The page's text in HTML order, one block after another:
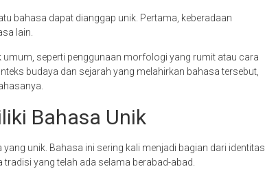
bahasa dapat dianggap unik. Pertama, keberadaan
lain.
seperti penggunaan morfologi yang rumit atau cara
budaya dan sejarah yang melahirkan bahasa tersebut,
Bahasa Unik
unik. Bahasa ini sering kali menjadi bagian dari identitas
yang telah ada selama berabad-abad.